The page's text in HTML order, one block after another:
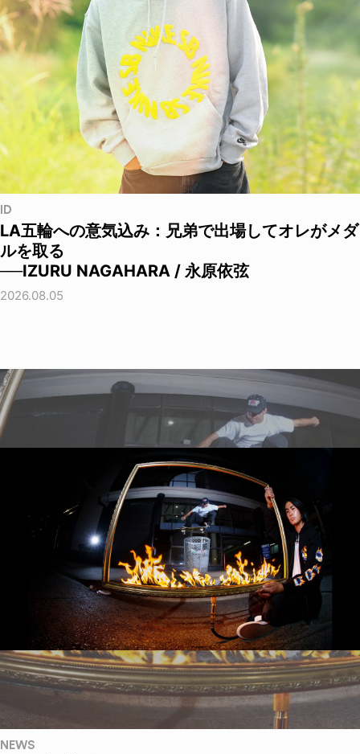
ID
LA五輪への意気込み：兄弟で出場してオレがメダ
ルを取る
──IZURU NAGAHARA / 永原依弦
2026.08.05
NEWS